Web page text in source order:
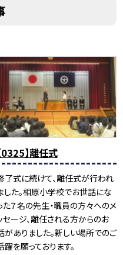
0325】離任式
了式に続けて、離任式が行われ
した。相原小学校でお世話にな
た７名の先生・職員の方々へのメ
セージ、離任される方からのお
がありました。新しい場所でのご
躍を願っております。